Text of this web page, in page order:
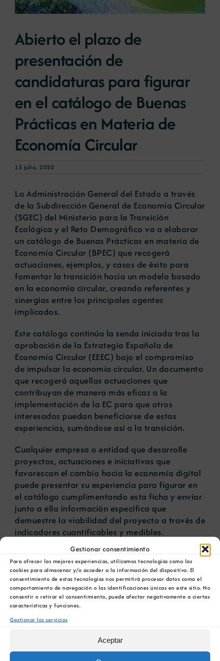
Gestionar consentimiento
Para ofrecer las mejores experiencias, utilizamos tecnologías como las
cookies para almacenar y/o acceder a la información del dispositivo. El
consentimiento de estas tecnologías nos permitirá procesar datos como el
comportamiento de navegación o las identificaciones únicas en este sitio. No
consentir o retirar el consentimiento, puede afectar negativamente a ciertas
características y funciones.
Gestionar los servicios
Aceptar
Portal de empleo
Abierto el plazo de
presentación de
candidaturas para figurar
en el catálogo de Buenas
Prácticas en Materia de
Economía Circular
15 julio, 2020
La Administración General del Estado a través
de la Subdirección General de Economía Circular
(SGEC) del Ministerio para la Transición
Ecológica y el Reto Demográfico va a elaborar
un catálogo de Buenas Prácticas en materia de
Economía Circular (BPEC) que recogerá
actuaciones, ejemplos, y casos de éxito para
fomentar la transición hacia un modelo basado
en la economía circular, creando referentes y
sinergias entre los principales agentes
implicados.
Este catálogo continúa la senda iniciada tras la
aprobación de la Estrategia Española de
Economía Circular (EEEC) bajo el compromiso
de impulsar la economía circular. Un documento
que recogerá aquellas actuaciones que
contribuyan de manera más eficaz a la
implementación de la EC para que otros
interesados puedan beneficiarse de estas
experiencias, sumándose así a la transición.
Cualquier empresa o entidad que desarrolle
proyectos, actuaciones e iniciativas que
favorezcan el cambio hacia la economía digital
puede presentar su experiencia para figurar en
el catálogo cumplimentando esta ficha y enviar
junto a ella información específica que
demuestre la viabilidad del proyecto a través de
indicadores cuantificables y medibles.
Una vez constatada que la actuación enviada se
identifica como una BPEC, y tras un análisis
exhaustivo de cada uno de los factores que la
describen, se llevará a cabo una valoración
positiva de las mismas, en función de las
siguientes directrices:
manera directa un alto impacto positivo
dirigido a la transición a la EC como